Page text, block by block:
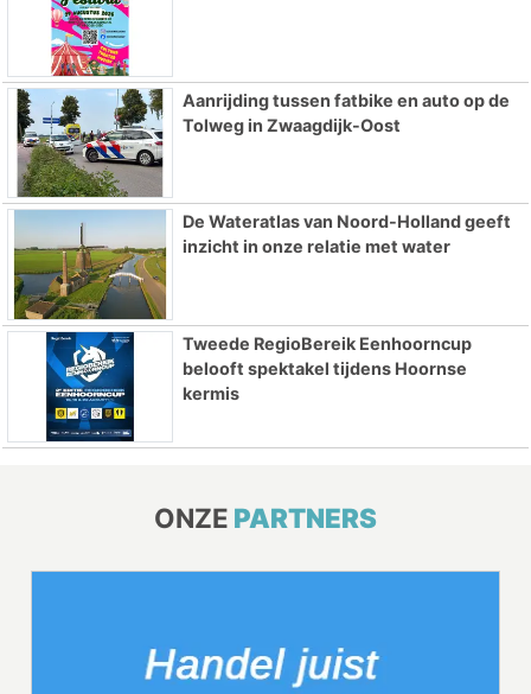
Aanrijding tussen fatbike en auto op de
Tolweg in Zwaagdijk-Oost
De Wateratlas van Noord-Holland geeft
inzicht in onze relatie met water
Tweede RegioBereik Eenhoorncup
belooft spektakel tijdens Hoornse
kermis
ONZE PARTNERS